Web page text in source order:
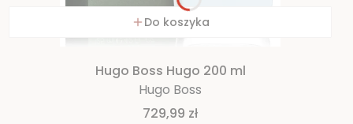
Do koszyka
Hugo Boss Hugo 200 ml
Hugo Boss
Cena
729,99 zł